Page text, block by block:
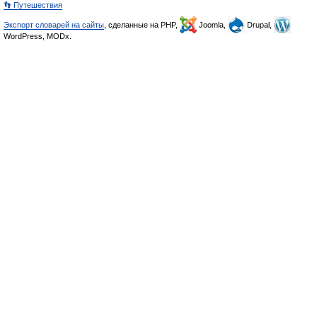
👣 Путешествия
Экспорт словарей на сайты , сделанные на PHP, Joomla,
Drupal,
WordPress, MODx.